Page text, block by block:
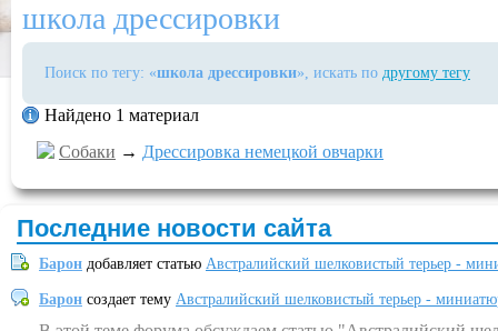
школа дрессировки
Поиск по тегу: «школа дрессировки», искать по другому тегу
Найдено 1 материал
Собаки → Дрессировка немецкой овчарки
Последние новости сайта
Барон добавляет статью Австралийский шелковистый терьер -
Барон создает тему Австралийский шелковистый терьер -